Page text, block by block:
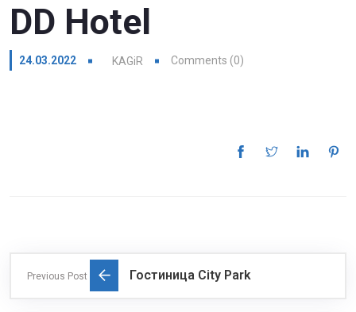
DD Hotel
24.03.2022 KAGiR Comments (0)
Previous Post Гостиница City Park